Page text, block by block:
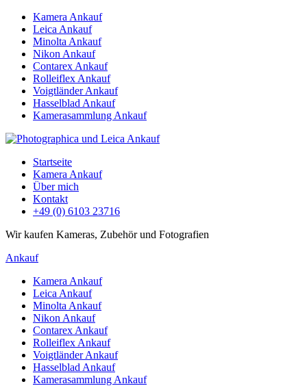
Kamera Ankauf
Leica Ankauf
Minolta Ankauf
Nikon Ankauf
Contarex Ankauf
Rolleiflex Ankauf
Voigtländer Ankauf
Hasselblad Ankauf
Kamerasammlung Ankauf
Startseite
Kamera Ankauf
Über mich
Kontakt
+49 (0) 6103 23716
Wir kaufen Kameras, Zubehör und Fotografien
Ankauf
Kamera Ankauf
Leica Ankauf
Minolta Ankauf
Nikon Ankauf
Contarex Ankauf
Rolleiflex Ankauf
Voigtländer Ankauf
Hasselblad Ankauf
Kamerasammlung Ankauf